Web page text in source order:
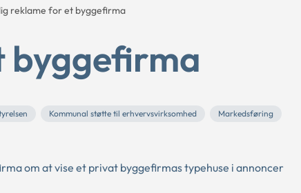
reklame for et byggefirma
byggefirma
Kommunal støtte til erhvervsvirksomhed
Markedsføring
om at vise et privat byggefirmas typehuse i annoncer